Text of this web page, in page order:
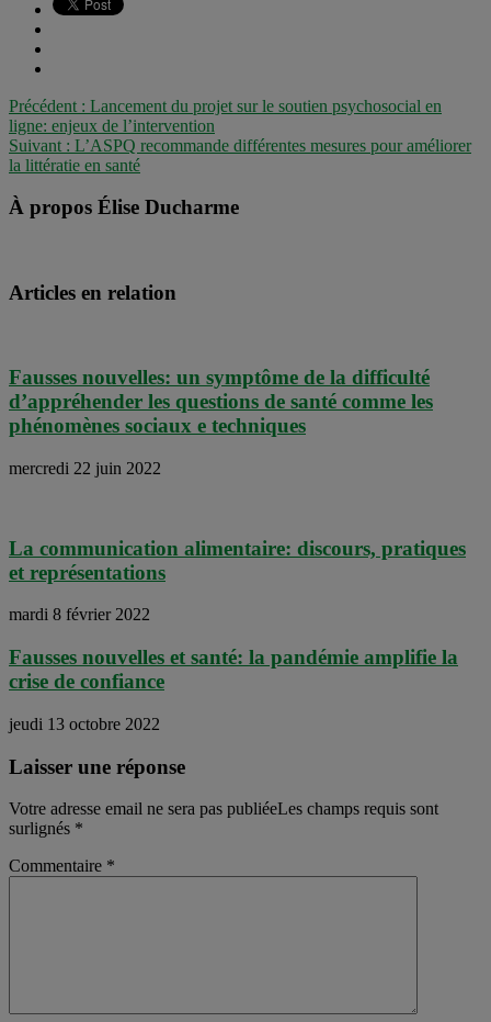
Précédent : Lancement du projet sur le soutien psychosocial en
ligne: enjeux de l’intervention
Suivant : L’ASPQ recommande différentes mesures pour améliorer
la littératie en santé
À propos Élise Ducharme
Articles en relation
Fausses nouvelles: un symptôme de la difficulté
d’appréhender les questions de santé comme les
phénomènes sociaux e techniques
mercredi 22 juin 2022
La communication alimentaire: discours, pratiques
et représentations
mardi 8 février 2022
Fausses nouvelles et santé: la pandémie amplifie la
crise de confiance
jeudi 13 octobre 2022
Laisser une réponse
Votre adresse email ne sera pas publiéeLes champs requis sont
surlignés *
Commentaire *